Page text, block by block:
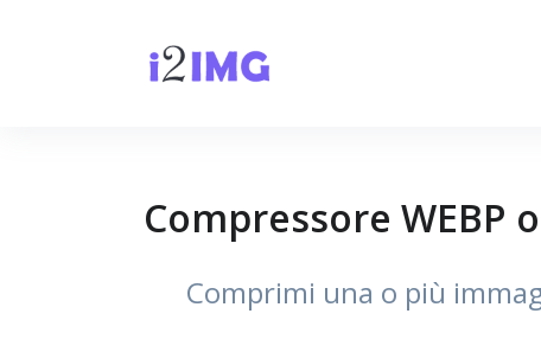
Compressore WEBP
Comprimi una o più